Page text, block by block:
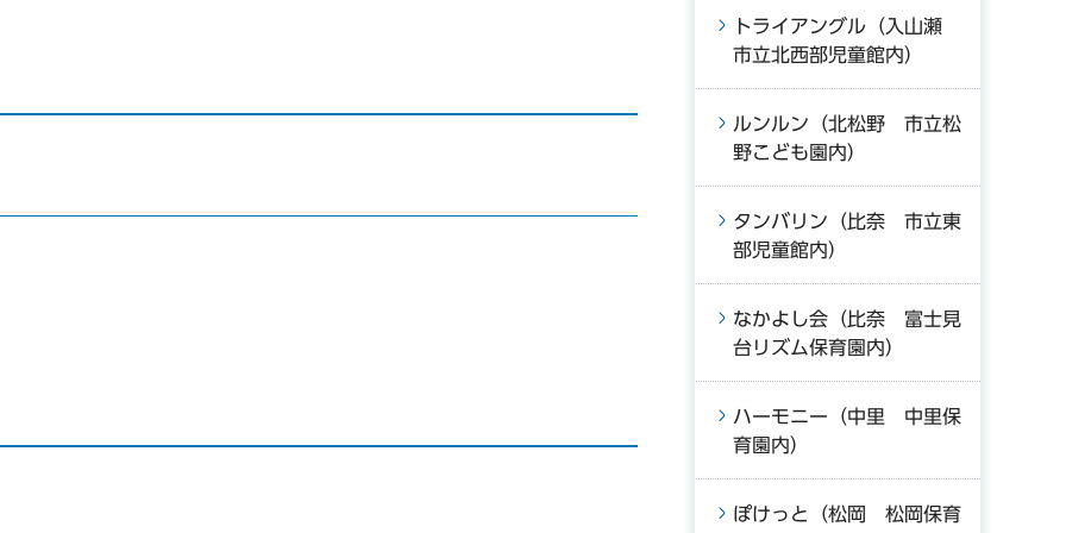
トライアングル（入山瀬
市立北西部児童館内）
ルンルン（北松野 市立松
野こども園内）
タンバリン（比奈 市立東
部児童館内）
なかよし会（比奈 富士見
台リズム保育園内）
ハーモニー（中里 中里保
育園内）
ぽけっと（松岡 松岡保育